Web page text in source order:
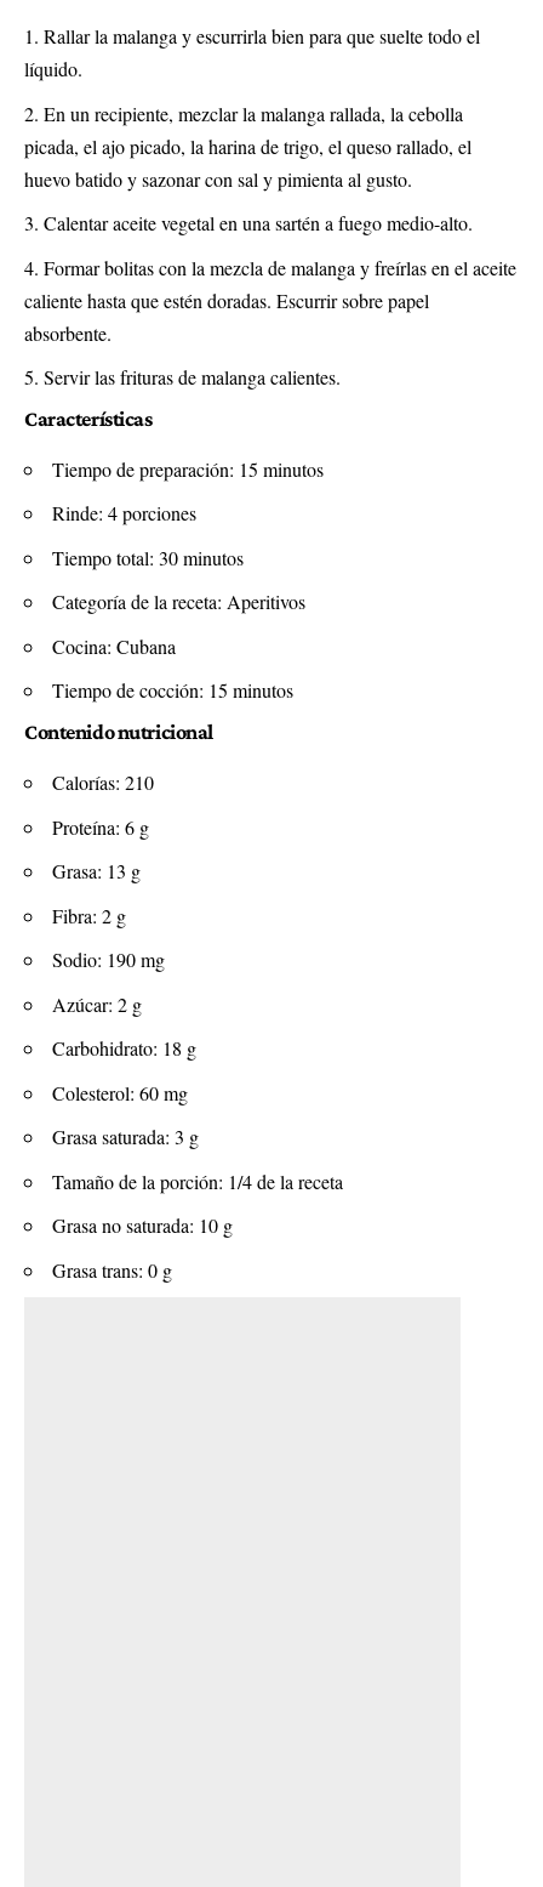
Rallar la malanga y escurrirla bien para que suelte todo el
líquido.
En un recipiente, mezclar la malanga rallada, la cebolla
picada, el ajo picado, la harina de trigo, el queso rallado, el
huevo batido y sazonar con sal y pimienta al gusto.
Calentar aceite vegetal en una sartén a fuego medio-alto.
Formar bolitas con la mezcla de malanga y freírlas en el aceite
caliente hasta que estén doradas. Escurrir sobre papel
absorbente.
Servir las frituras de malanga calientes.
Características
Tiempo de preparación: 15 minutos
Rinde: 4 porciones
Tiempo total: 30 minutos
Categoría de la receta: Aperitivos
Cocina: Cubana
Tiempo de cocción: 15 minutos
Contenido nutricional
Calorías: 210
Proteína: 6 g
Grasa: 13 g
Fibra: 2 g
Sodio: 190 mg
Azúcar: 2 g
Carbohidrato: 18 g
Colesterol: 60 mg
Grasa saturada: 3 g
Tamaño de la porción: 1/4 de la receta
Grasa no saturada: 10 g
Grasa trans: 0 g